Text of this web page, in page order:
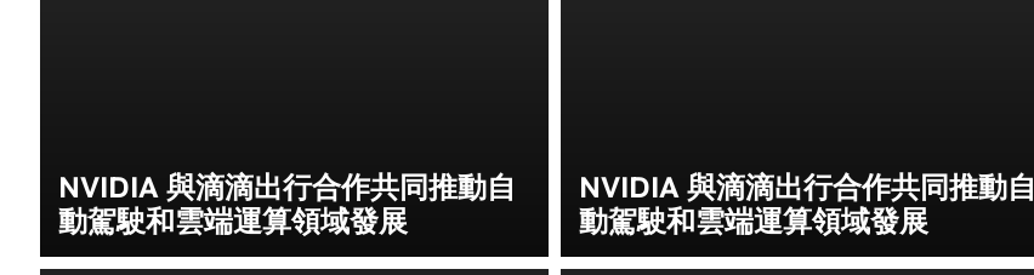
NVIDIA 與滴滴出行合作共同推動自
動駕駛和雲端運算領域發展
NVIDIA 與滴滴出行合作共同推動自
動駕駛和雲端運算領域發展